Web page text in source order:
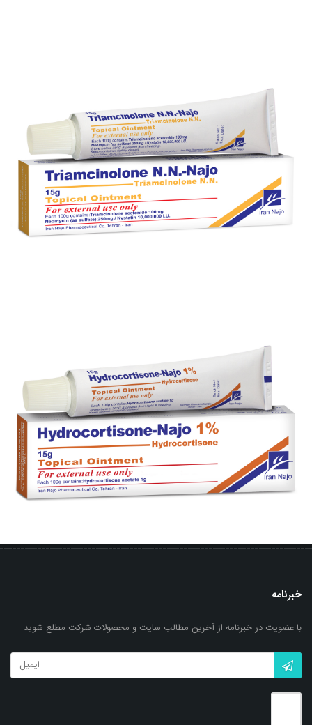
پماد موضعی کلوبتازول- ناژو 0.05 %
بزرگنمایی توضیحات بیشتر
پماد تریامسینولون ان. ان. - ناژو
بزرگنمایی توضیحات بیشتر
پماد موضعی هیدروکورتیزون- ناژو 1%
خبرنامه
با عضویت در خبرنامه از آخرین مطالب سایت و محصولات شرکت مطلع شوید